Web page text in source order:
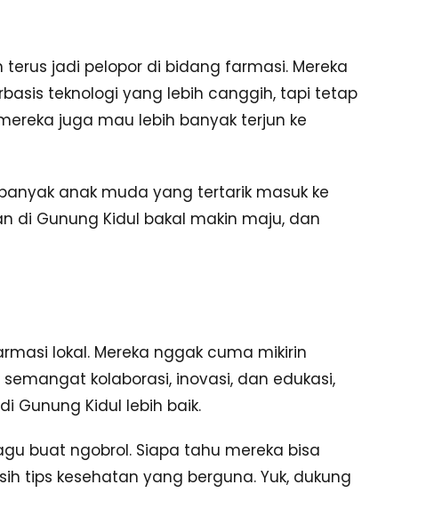
terus jadi pelopor di bidang farmasi. Mereka
teknologi yang lebih canggih, tapi tetap
juga mau lebih banyak terjun ke
anak muda yang tertarik masuk ke
di Gunung Kidul bakal makin maju, dan
lokal. Mereka nggak cuma mikirin
kolaborasi, inovasi, dan edukasi,
Gunung Kidul lebih baik.
buat ngobrol. Siapa tahu mereka bisa
tips kesehatan yang berguna. Yuk, dukung